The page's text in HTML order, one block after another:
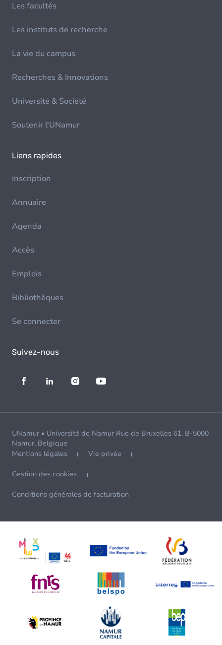
Les facultés
Les instituts de recherche
La vie du campus
Recherches & Innovations
Université & Société
Soutenir l'UNamur
Liens rapides
Inscription
Annuaire
Agenda
Accès
Emplois
Bibliothèques
Se connecter
Suivez-nous
UNamur • Université de Namur Rue de Bruxelles 61, B-5000
Namur, Belgique
Mentions légales
Vie privée
Gestion des cookies
Conditions générales de facturation